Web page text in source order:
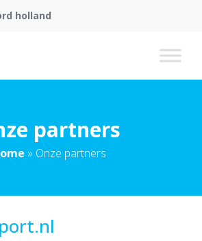
holland
partners
» Onze partners